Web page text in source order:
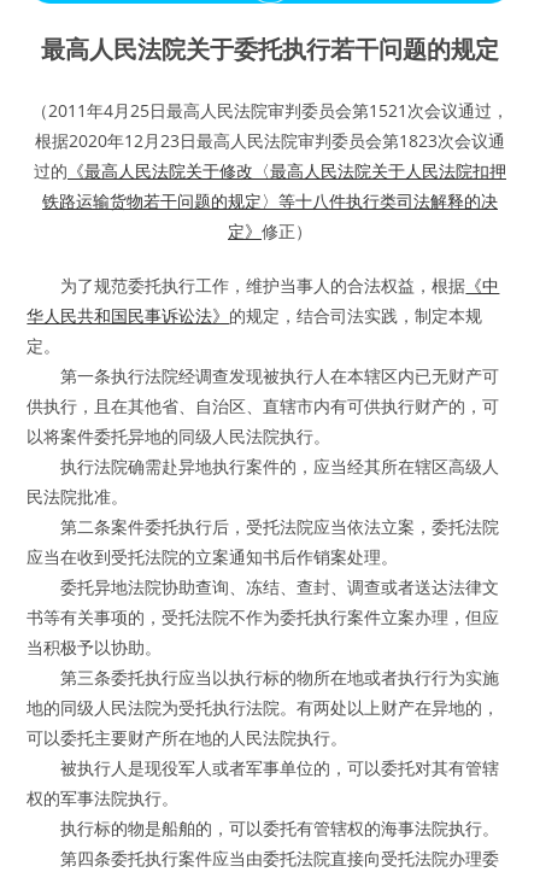
最高人民法院关于委托执行若干问题的规定
（2011年4月25日最高人民法院审判委员会第1521次会议通过，
根据2020年12月23日最高人民法院审判委员会第1823次会议通
过的 《最高人民法院关于修改〈最高人民法院关于人民法院扣押
铁路运输货物若干问题的规定〉等十八件执行类司法解释的决
定》 修正）
为了规范委托执行工作，维护当事人的合法权益，根据 《中
华人民共和国民事诉讼法》 的规定，结合司法实践，制定本规
定。
第一条执行法院经调查发现被执行人在本辖区内已无财产可
供执行，且在其他省、自治区、直辖市内有可供执行财产的，可
以将案件委托异地的同级人民法院执行。
执行法院确需赴异地执行案件的，应当经其所在辖区高级人
民法院批准。
第二条案件委托执行后，受托法院应当依法立案，委托法院
应当在收到受托法院的立案通知书后作销案处理。
委托异地法院协助查询、冻结、查封、调查或者送达法律文
书等有关事项的，受托法院不作为委托执行案件立案办理，但应
当积极予以协助。
第三条委托执行应当以执行标的物所在地或者执行行为实施
地的同级人民法院为受托执行法院。有两处以上财产在异地的，
可以委托主要财产所在地的人民法院执行。
被执行人是现役军人或者军事单位的，可以委托对其有管辖
权的军事法院执行。
执行标的物是船舶的，可以委托有管辖权的海事法院执行。
第四条委托执行案件应当由委托法院直接向受托法院办理委